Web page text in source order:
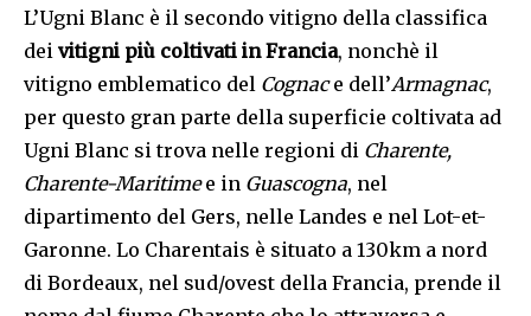
L’Ugni Blanc è il secondo vitigno della classifica
dei vitigni più coltivati in Francia, nonchè il
vitigno emblematico del Cognace dell’Armagnac,
per questo gran parte della superficie coltivata ad
Ugni Blanc si trova nelle regioni di Charente,
Charente-Maritimee in Guascogna, nel
dipartimento del Gers, nelle Landes e nel Lot-et-
Garonne. Lo Charentais è situato a 130km a nord
di Bordeaux, nel sud/ovest della Francia, prende il